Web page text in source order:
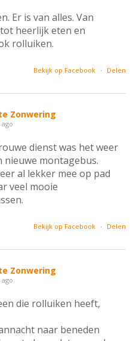
Er is van alles. Van
heerlijk eten en
rolluiken.
Bekijk op Facebook · Delen
Zonwering
dienst was het weer
nieuwe montagebus.
al lekker mee op pad
veel mooie
Bekijk op Facebook · Delen
Zonwering
die rolluiken heeft,
naar beneden